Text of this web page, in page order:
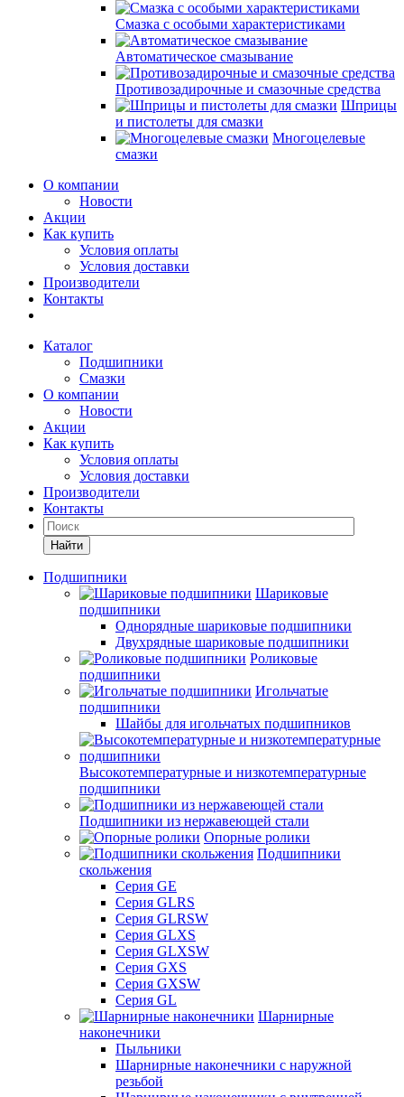
Смазка с особыми характеристиками
Автоматическое смазывание
Противозадирочные и смазочные средства
Шприцы
и пистолеты для смазки
Многоцелевые
смазки
О компании
Новости
Акции
Как купить
Условия оплаты
Условия доставки
Производители
Контакты
Каталог
Подшипники
Смазки
О компании
Новости
Акции
Как купить
Условия оплаты
Условия доставки
Производители
Контакты
Найти
Подшипники
Шариковые
подшипники
Однорядные шариковые подшипники
Двухрядные шариковые подшипники
Роликовые
подшипники
Игольчатые
подшипники
Шайбы для игольчатых подшипников
Высокотемпературные и низкотемпературные
подшипники
Подшипники из нержавеющей стали
Опорные ролики
Подшипники
скольжения
Серия GE
Серия GLRS
Серия GLRSW
Серия GLXS
Серия GLXSW
Серия GXS
Серия GXSW
Серия GL
Шарнирные
наконечники
Пыльники
Шарнирные наконечники с наружной
резьбой